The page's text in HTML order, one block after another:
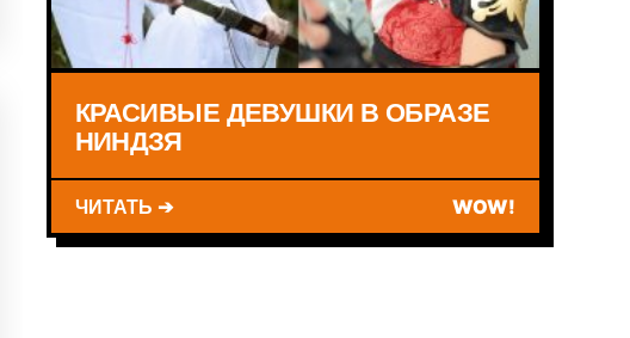
КРАСИВЫЕ ДЕВУШКИ В ОБРАЗЕ
НИНДЗЯ
ЧИТАТЬ ➔ WOW!